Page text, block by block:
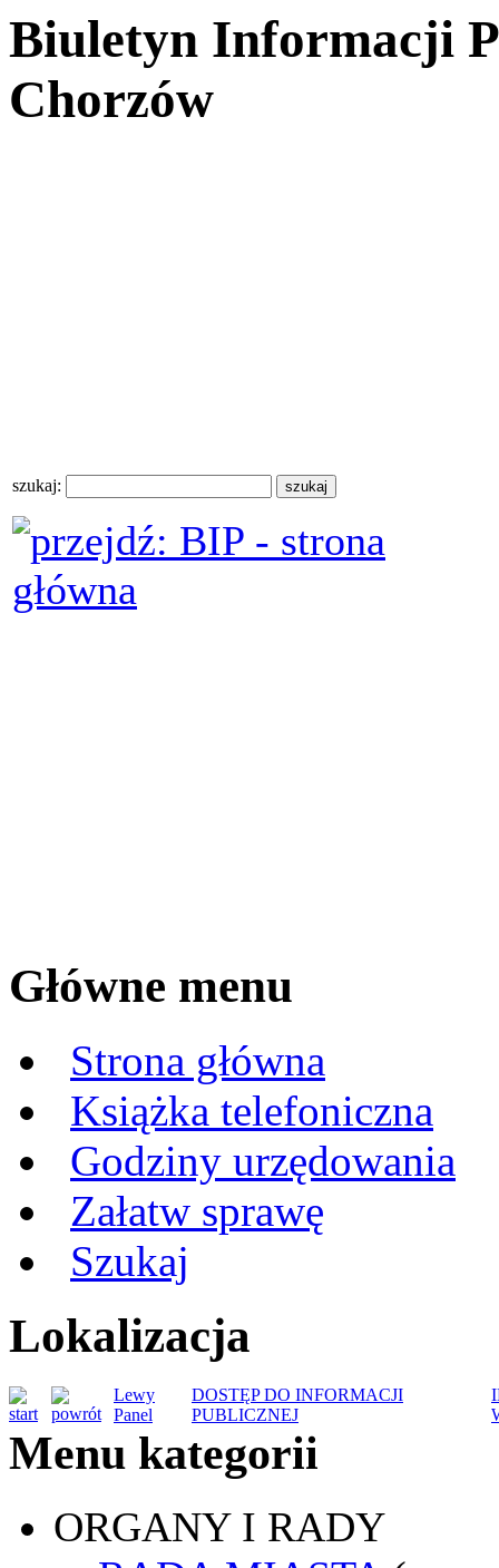
Biuletyn Informacji
Chorzów
szukaj:
Główne menu
Strona główna
Książka telefoniczna
Godziny urzędowania
Załatw sprawę
Szukaj
Lokalizacja
Lewy
Panel
DOSTĘP DO INFORMACJI
PUBLICZNEJ
Menu kategorii
ORGANY I RADY